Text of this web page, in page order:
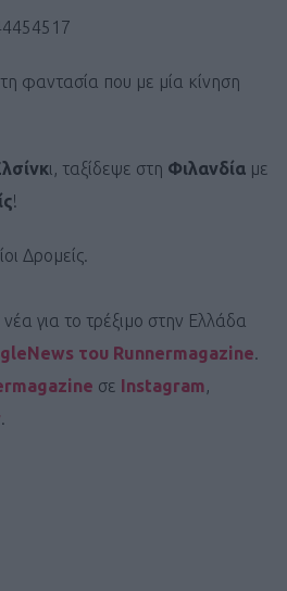
φαντασία που με μία κίνηση
ι, ταξίδεψε στη Φιλανδία με
!
Δρομείς.
για το τρέξιμο στην Ελλάδα
του Runnermagazine.
σε Instagram,
.